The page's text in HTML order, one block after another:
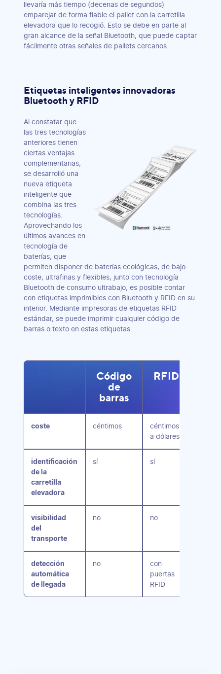
llevaría más tiempo (decenas de segundos)
emparejar de forma fiable el pallet con la carretilla
elevadora que lo recogió. Esto se debe en parte al
gran alcance de la señal Bluetooth, que puede captar
fácilmente otras señales de pallets cercanos.
Etiquetas inteligentes innovadoras
Bluetooth y RFID
Al constatar que
las tres tecnologías
anteriores tienen
ciertas ventajas
complementarias,
se desarrolló una
nueva etiqueta
inteligente que
combina las tres
tecnologías.
Aprovechando los
últimos avances en
tecnología de
baterías, que
permiten disponer de baterías ecológicas, de bajo
coste, ultrafinas y flexibles, junto con tecnología
Bluetooth de consumo ultrabajo, es posible contar
con etiquetas imprimibles con Bluetooth y RFID en su
interior. Mediante impresoras de etiquetas RFID
estándar, se puede imprimir cualquier código de
barras o texto en estas etiquetas.
Código
de
barras
RFID
coste céntimos
céntimos
a dólares
identificación
de la
carretilla
elevadora
sí sí
visibilidad
del
transporte
no no
detección
automática
de llegada
no
con
puertas
RFID